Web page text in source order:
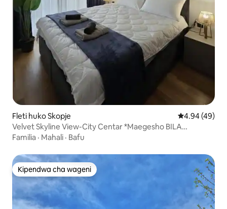
Fleti huko Skopje Ukadiriaji wa
4.94 (49)
Velvet Skyline View-City Centar *Maegesho BILA
MALIPO*
Familia · Mahali · Bafu
Kipendwa cha wageni
Kipendwa cha wageni